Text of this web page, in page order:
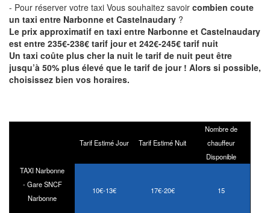
- Pour réserver votre taxi Vous souhaitez savoir combien coute
un taxi entre Narbonne et Castelnaudary ?
Le prix approximatif en taxi entre Narbonne et Castelnaudary
est entre 235€-238€ tarif jour et 242€-245€ tarif nuit
Un taxi coûte plus cher la nuit le tarif de nuit peut être
jusqu’à 50% plus élevé que le tarif de jour ! Alors si possible,
choisissez bien vos horaires.
Tarif Estimé Jour Tarif Estimé Nuit
Nombre de
chauffeur
Disponible
TAXI Narbonne
- Gare SNCF
Narbonne
10€-13€ 17€-20€ 15